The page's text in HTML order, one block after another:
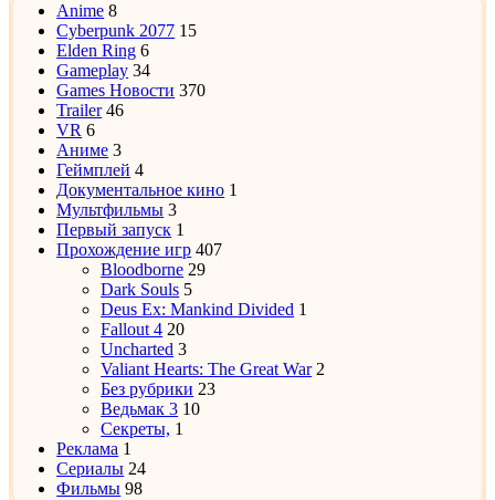
Anime 8
Cyberpunk 2077 15
Elden Ring 6
Gameplay 34
Games Новости 370
Trailer 46
VR 6
Аниме 3
Геймплей 4
Документальное кино 1
Мультфильмы 3
Первый запуск 1
Прохождение игр 407
Bloodborne 29
Dark Souls 5
Deus Ex: Mankind Divided 1
Fallout 4 20
Uncharted 3
Valiant Hearts: The Great War 2
Без рубрики 23
Ведьмак 3 10
Секреты, 1
Реклама 1
Сериалы 24
Фильмы 98